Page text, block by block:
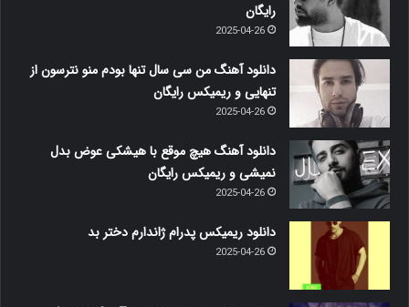
رایگان
2025-04-26
دانلود آهنگ من سی سال تنها بودم منو نترسون از
تنهایی و ریمیکس رایگان
2025-04-26
دانلود آهنگ هیچ موقع با هیشکی عوض بدل
نمیشی و ریمیکس رایگان
2025-04-26
دانلود ریمیکس پدرام ژاندارم دختر بد
2025-04-26